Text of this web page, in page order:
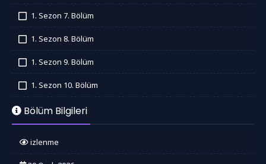
1. Sezon 7. Bölüm
1. Sezon 8. Bölüm
1. Sezon 9. Bölüm
1. Sezon 10. Bölüm
Bölüm Bilgileri
izlenme